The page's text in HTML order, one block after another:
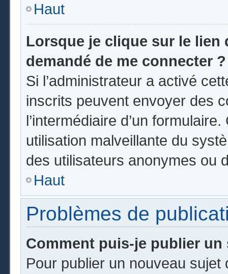
Haut
Lorsque je clique sur le lien
demandé de me connecter ?
Si l’administrateur a activé
inscrits peuvent envoyer des
l’intermédiaire d’un
utilisation malveillante du
des utilisateurs anonymes ou
Haut
Problèmes de
Comment puis-je publier
Pour publier un nouveau